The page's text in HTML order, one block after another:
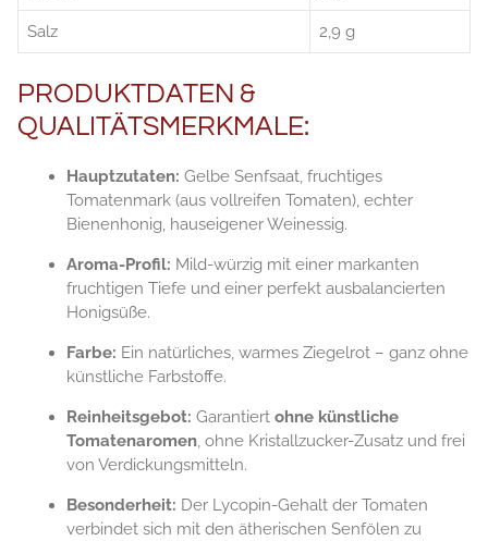
Salz 2,9 g
PRODUKTDATEN &
QUALITÄTSMERKMALE:
Hauptzutaten: Gelbe Senfsaat, fruchtiges
Tomatenmark (aus vollreifen Tomaten), echter
Bienenhonig, hauseigener Weinessig.
Aroma-Profil: Mild-würzig mit einer markanten
fruchtigen Tiefe und einer perfekt ausbalancierten
Honigsüße.
Farbe: Ein natürliches, warmes Ziegelrot – ganz ohne
künstliche Farbstoffe.
Reinheitsgebot: Garantiert ohne künstliche
Tomatenaromen, ohne Kristallzucker-Zusatz und frei
von Verdickungsmitteln.
Besonderheit: Der Lycopin-Gehalt der Tomaten
verbindet sich mit den ätherischen Senfölen zu